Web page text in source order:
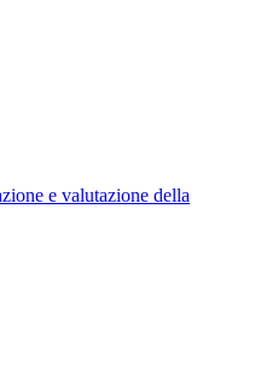
e valutazione della